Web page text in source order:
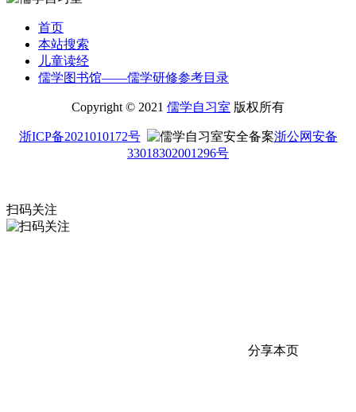
首页
本站搜索
儿童读经
儒学图书馆——儒学研修参考目录
Copyright © 2021 儒学自习室 版权所有
浙ICP备2021010172号
浙公网安备
33018302001296号
扫码关注
分享本页